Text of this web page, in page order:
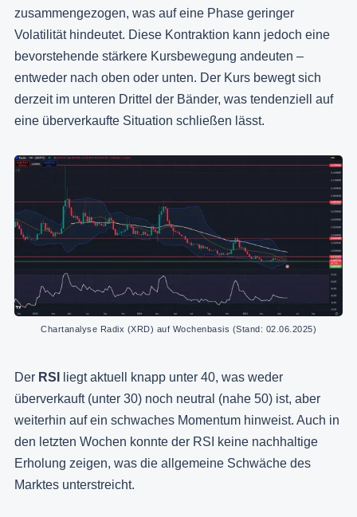
zusammengezogen, was auf eine Phase geringer
Volatilität hindeutet. Diese Kontraktion kann jedoch eine
bevorstehende stärkere Kursbewegung andeuten –
entweder nach oben oder unten. Der Kurs bewegt sich
derzeit im unteren Drittel der Bänder, was tendenziell auf
eine überverkaufte Situation schließen lässt.
Chartanalyse Radix (XRD) auf Wochenbasis (Stand: 02.06.2025)
Der RSI
liegt aktuell knapp unter 40, was weder
überverkauft (unter 30) noch neutral (nahe 50) ist, aber
weiterhin auf ein schwaches Momentum hinweist. Auch in
den letzten Wochen konnte der RSI keine nachhaltige
Erholung zeigen, was die allgemeine Schwäche des
Marktes unterstreicht.